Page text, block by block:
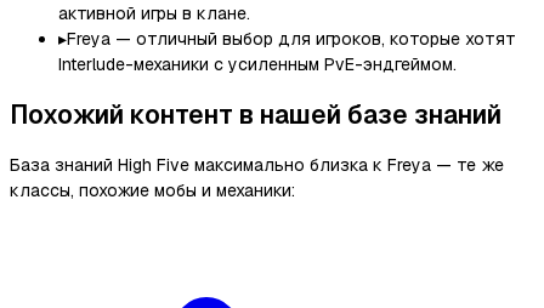
активной игры в клане.
▸Freya — отличный выбор для игроков, которые хотят
Interlude-механики с усиленным PvE-эндгеймом.
Похожий контент в нашей базе знаний
База знаний High Five максимально близка к Freya — те же
классы, похожие мобы и механики: